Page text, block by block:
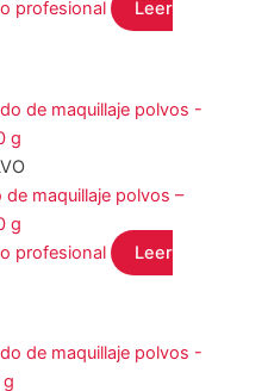
profesional
Leer
de maquillaje polvos –
g
profesional
Leer